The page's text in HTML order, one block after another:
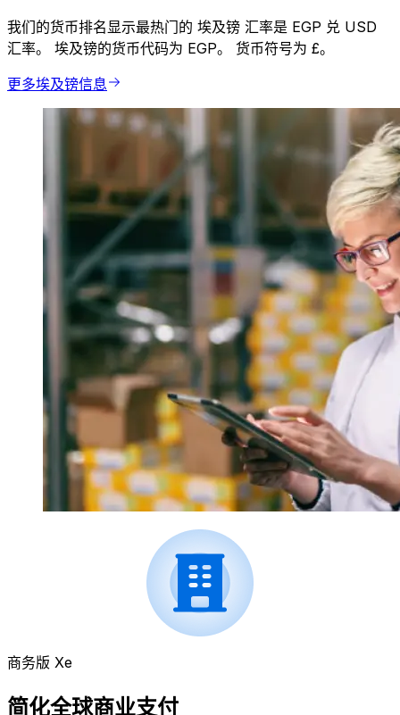
我们的货币排名显示最热门的 埃及镑 汇率是 EGP 兑 USD
汇率。 埃及镑的货币代码为 EGP。 货币符号为 £。
更多埃及镑信息
商务版 Xe
简化全球商业支付